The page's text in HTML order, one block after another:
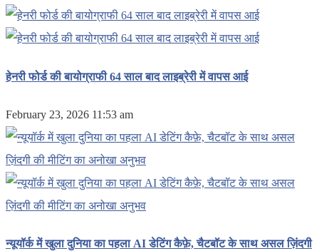
हेनरी फोर्ड की बायोग्राफी 64 साल बाद लाइब्रेरी में वापस आई
February 23, 2026 11:53 am
न्यूयॉर्क में खुला दुनिया का पहला AI डेटिंग कैफ़े, चैटबॉट के साथ असल ज़िंदगी